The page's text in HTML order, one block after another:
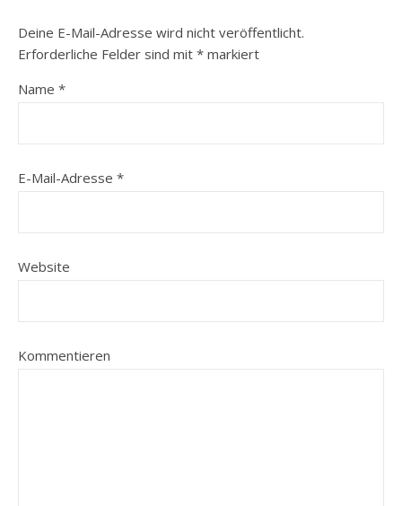
Deine E-Mail-Adresse wird nicht veröffentlicht.
Erforderliche Felder sind mit * markiert
Name *
E-Mail-Adresse *
Website
Kommentieren